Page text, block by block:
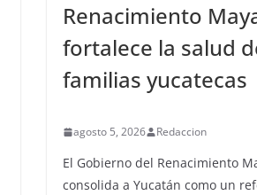
Renacimiento
fortalece la salud
familias yucatecas
agosto 5, 2026 Redaccion
El Gobierno del Renacimiento
consolida a Yucatán como un